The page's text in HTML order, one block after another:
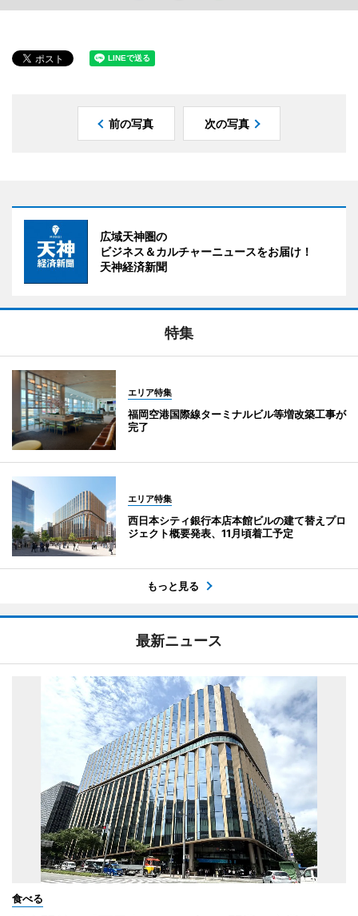
前の写真 次の写真
広域天神圏の
ビジネス＆カルチャーニュースをお届け！
天神経済新聞
特集
エリア特集
福岡空港国際線ターミナルビル等増改築工事が
完了
エリア特集
西日本シティ銀行本店本館ビルの建て替えプロ
ジェクト概要発表、11月頃着工予定
もっと見る
最新ニュース
食べる